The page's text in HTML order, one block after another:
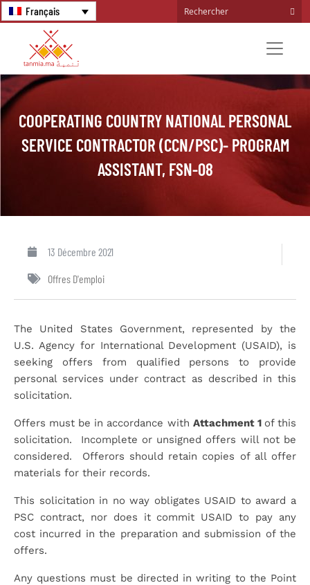
Français
COOPERATING COUNTRY NATIONAL PERSONAL
SERVICE CONTRACTOR (CCN/PSC)- PROGRAM
ASSISTANT, FSN-08
13 Décembre 2021
Offres D'emploi
The United States Government, represented by the
U.S. Agency for International Development (USAID), is
seeking offers from qualified persons to provide
personal services under contract as described in this
solicitation.
Offers must be in accordance with Attachment 1 of this
solicitation. Incomplete or unsigned offers will not be
considered. Offerors should retain copies of all offer
materials for their records.
This solicitation in no way obligates USAID to award a
PSC contract, nor does it commit USAID to pay any
cost incurred in the preparation and submission of the
offers.
Any questions must be directed in writing to the Point